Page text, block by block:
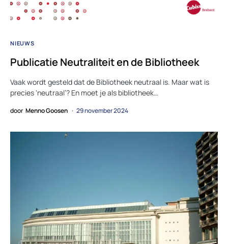
NIEUWS
Publicatie Neutraliteit en de Bibliotheek
Vaak wordt gesteld dat de Bibliotheek neutraal is. Maar wat is
precies ‘neutraal’? En moet je als bibliotheek…
door Menno Goosen 29 november 2024